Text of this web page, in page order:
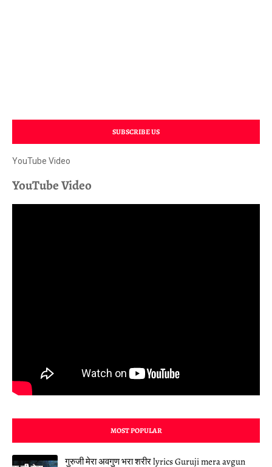
SUBSCRIBE US
YouTube Video
YouTube Video
MOST POPULAR
गुरुजी मेरा अवगुण भरा शरीर lyrics Guruji mera avgun